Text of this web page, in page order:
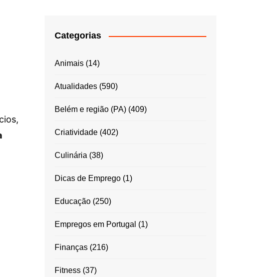
Categorias
Animais(14)
Atualidades(590)
Belém e região (PA)(409)
Criatividade(402)
Culinária (38)
Dicas de Emprego(1)
Educação(250)
Empregos em Portugal (1)
Finanças(216)
Fitness(37)